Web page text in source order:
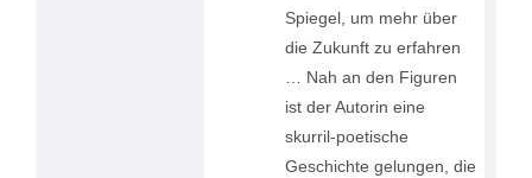
Spiegel, um mehr über
die Zukunft zu erfahren
… Nah an den Figuren
ist der Autorin eine
skurril-poetische
Geschichte gelungen, die